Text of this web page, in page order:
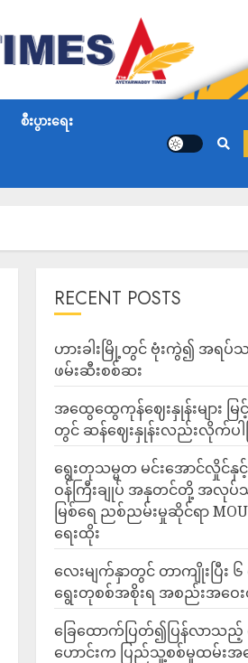
စီးပွားရေး
RECENT POSTS
ဟားခါးမြို့တွင် ဗုံးကွဲ၍ အရပ်သာ
ဖမ်းဆီးစစ်ဆး
အထွေထွေကုန်ဈေးနှုန်းများ မ
တွင် ဆန်ဈေးနှုန်းလည်းလိုက်ပ
ရွေးတုသမ္မတ မင်းအောင်လှိုင်နှ
ဝန်ကြီးချုပ် အနုတင်တို့ အလုပ်သ
မြစ်ရေ ညစ်ညမ်းမှုဆိုင်ရာ
ရေးထိုး
လေးမျက်နှာတွင် တာကျိုးပြီး
ရွေးတုစစ်အစိုးရ အစည်းအဝေ
ခြေထောက်ပြတ်၍ပြန်လာသည့်
ဟောင်းက ပြည်သူ့စစ်မှုထမ်းအကြ